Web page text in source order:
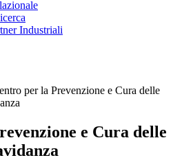
Industriali
per la Prevenzione e Cura delle
e Cura delle